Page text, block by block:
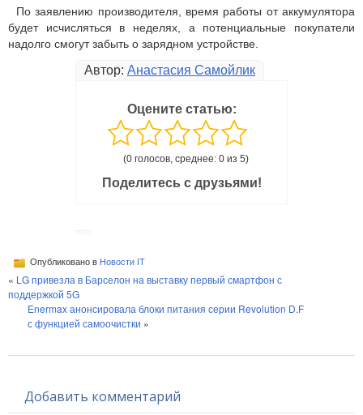
По заявлению производителя, время работы от аккумулятора
будет исчисляться в неделях, а потенциальные покупатели
надолго смогут забыть о зарядном устройстве.
Автор: Анастасия Самойлик
Оцените статью:
(0 голосов, среднее: 0 из 5)
Поделитесь с друзьями!
Опубликовано в Новости IT
« LG привезла в Барселон на выставку первый смартфон с
поддержкой 5G
Enermax анонсировала блоки питания серии Revolution D.F
с функцией самоочистки »
Добавить комментарий